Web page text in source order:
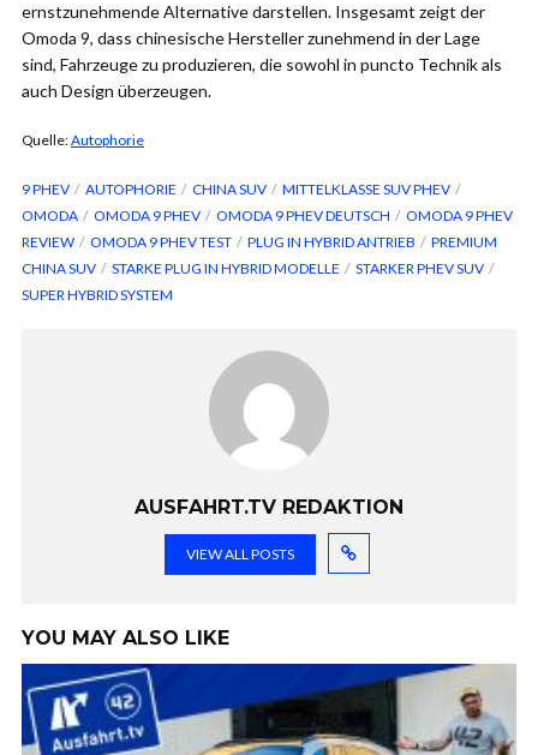
ernstzunehmende Alternative darstellen. Insgesamt zeigt der
Omoda 9, dass chinesische Hersteller zunehmend in der Lage
sind, Fahrzeuge zu produzieren, die sowohl in puncto Technik als
auch Design überzeugen.
Quelle:Autophorie
9 PHEV AUTOPHORIE CHINA SUV
MITTELKLASSE SUV PHEV
OMODA
OMODA 9 PHEV OMODA 9 PHEV DEUTSCH
OMODA 9 PHEV
REVIEW
OMODA 9 PHEV TEST PLUG IN HYBRID ANTRIEB
PREMIUM
CHINA SUV
STARKE PLUG IN HYBRID MODELLE
STARKER PHEV SUV
SUPER HYBRID SYSTEM
AUSFAHRT.TV REDAKTION
VIEW ALL POSTS
YOU MAY ALSO LIKE